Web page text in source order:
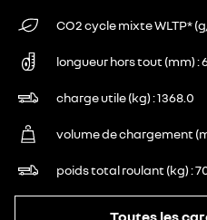
CO2 cycle mixte WLTP*
longueur hors tout (mm)
charge utile (kg) 1368.0
volume de chargement
poids total roulant (kg)
Toutes les